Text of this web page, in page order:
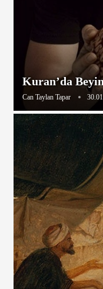
Kuran’da
Can Taylan Tapar